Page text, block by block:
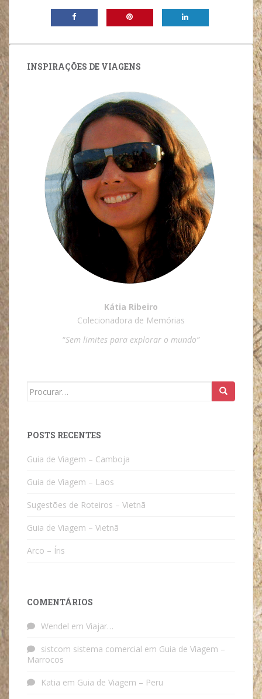
INSPIRAÇÕES DE VIAGENS
Kátia Ribeiro
Colecionadora de Memórias
“Sem limites para explorar o mundo”
Search
POSTS RECENTES
Guia de Viagem – Camboja
Guia de Viagem – Laos
Sugestões de Roteiros – Vietnã
Guia de Viagem – Vietnã
Arco – Íris
COMENTÁRIOS
Wendel em Viajar…
sistcom sistema comercial em Guia de Viagem –
Marrocos
Katia em Guia de Viagem – Peru